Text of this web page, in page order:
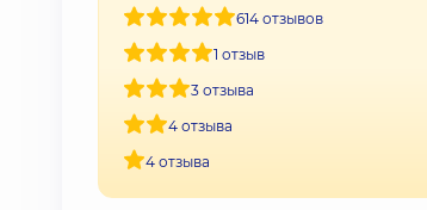
614 отзывов
1 отзыв
3 отзыва
4 отзыва
4 отзыва